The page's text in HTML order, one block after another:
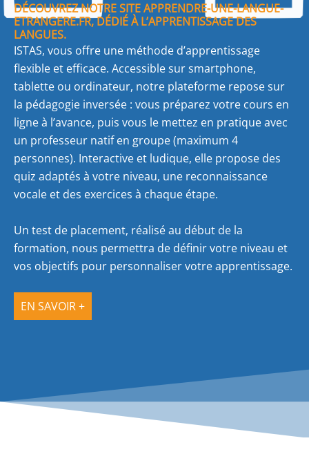
DÉCOUVREZ NOTRE SITE APPRENDRE-UNE-LANGUE-
ETRANGERE.FR, DÉDIÉ À L’APPRENTISSAGE DES
LANGUES.
ISTAS, vous offre une méthode d’apprentissage
flexible et efficace. Accessible sur smartphone,
tablette ou ordinateur, notre plateforme repose sur
la pédagogie inversée : vous préparez votre cours en
ligne à l’avance, puis vous le mettez en pratique avec
un professeur natif en groupe (maximum 4
personnes). Interactive et ludique, elle propose des
quiz adaptés à votre niveau, une reconnaissance
vocale et des exercices à chaque étape.
Un test de placement, réalisé au début de la
formation, nous permettra de définir votre niveau et
vos objectifs pour personnaliser votre apprentissage.
EN SAVOIR +